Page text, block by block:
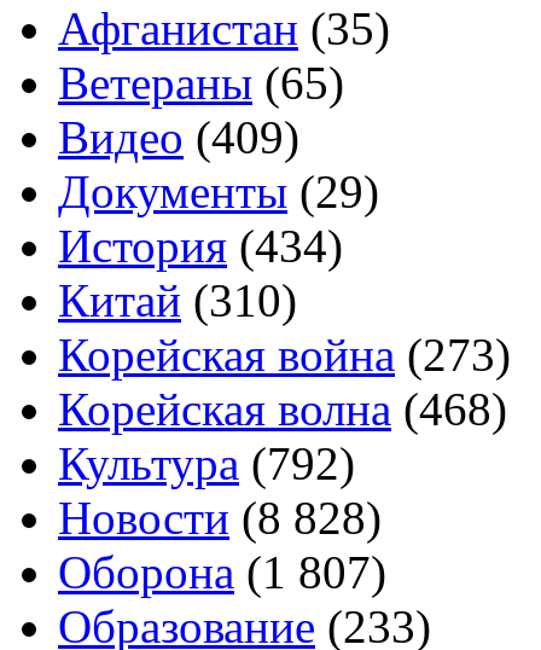
Афганистан (35)
Ветераны (65)
Видео (409)
Документы (29)
История (434)
Китай (310)
Корейская война (273)
Корейская волна (468)
Культура (792)
Новости (8 828)
Оборона (1 807)
Образование (233)